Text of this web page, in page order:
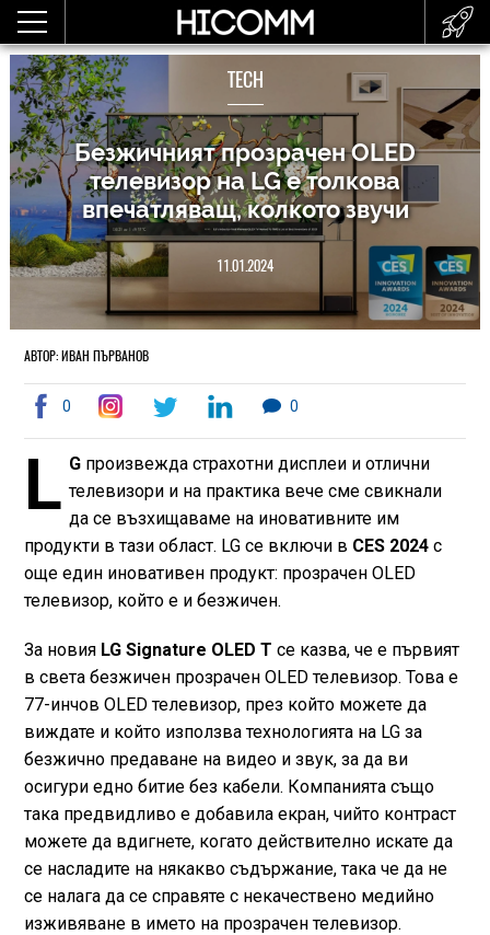
TECH
Безжичният прозрачен OLED
телевизор на LG е толкова
впечатляващ, колкото звучи
11.01.2024
АВТОР: ИВАН ПЪРВАНОВ
0 0
L G произвежда страхотни дисплеи и отлични
телевизори и на практика вече сме свикнали
да се възхищаваме на иновативните им
продукти в тази област. LG се включи в CES 2024с
още един иновативен продукт: прозрачен OLED
телевизор, който е и безжичен.
За новия LG Signature OLED T се казва, че е първият
в света безжичен прозрачен OLED телевизор. Това е
77-инчов OLED телевизор, през който можете да
виждате и който използва технологията на LG за
безжично предаване на видео и звук, за да ви
осигури едно битие без кабели. Компанията също
така предвидливо е добавила екран, чийто контраст
можете да вдигнете, когато действително искате да
се насладите на някакво съдържание, така че да не
се налага да се справяте с некачествено медийно
изживяване в името на прозрачен телевизор.